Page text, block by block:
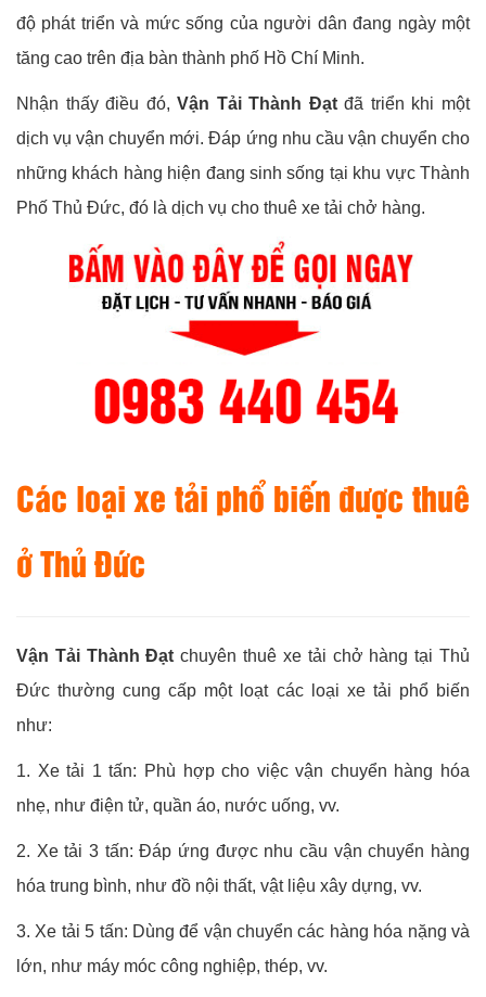
độ phát triển và mức sống của người dân đang ngày một
tăng cao trên địa bàn thành phố Hồ Chí Minh.
Nhận thấy điều đó,Vận Tải Thành Đạtđã triển khi một
dịch vụ vận chuyển mới. Đáp ứng nhu cầu vận chuyển cho
những khách hàng hiện đang sinh sống tại khu vực Thành
Phố Thủ Đức, đó là dịch vụ cho thuê xe tải chở hàng.
Các loại xe tải phổ biến được thuê
ở Thủ Đức
Vận Tải Thành Đạtchuyên thuê xe tải chở hàng tại Thủ
Đức thường cung cấp một loạt các loại xe tải phổ biến
như:
1. Xe tải 1 tấn: Phù hợp cho việc vận chuyển hàng hóa
nhẹ, như điện tử, quần áo, nước uống, vv.
2. Xe tải 3 tấn: Đáp ứng được nhu cầu vận chuyển hàng
hóa trung bình, như đồ nội thất, vật liệu xây dựng, vv.
3. Xe tải 5 tấn: Dùng để vận chuyển các hàng hóa nặng và
lớn, như máy móc công nghiệp, thép, vv.